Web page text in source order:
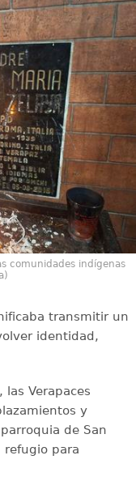
comunidades indígenas
transmitir un
identidad,
Verapaces
y
de San
refugio para